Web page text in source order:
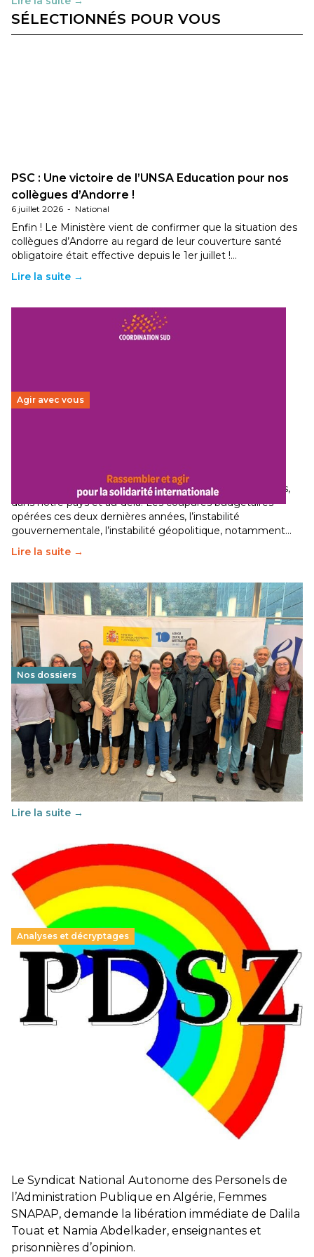
SÉLECTIONNÉS POUR VOUS
PSC : Une victoire de l’UNSA Education pour nos
collègues d’Andorre !
6 juillet 2026 - National
Enfin ! Le Ministère vient de confirmer que la situation des
collègues d’Andorre au regard de leur couverture santé
obligatoire était effective depuis le 1er juillet !…
Lire la suite →
Agir avec vous
Le secteur humanitaire connaît des difficultés profondes,
dans notre pays et au-delà. Les coupures budgétaires
opérées ces deux dernières années, l’instabilité
gouvernementale, l’instabilité géopolitique, notamment…
Lire la suite →
Nos dossiers
Éducation au vivre-ensemble : un échange croisé
franco-espagnol pour changer d’approche
29 juin 2026-National
Cette année, l'UNSA Éducation a mené un projet Erasmus
soutenu par l'union Européenne et centré sur l'éducation
au vivre-ensemble : quelles différences entre la France…
Lire la suite →
Analyses et décryptages
Hongrie : du changement pour les politiques
éducatives, aussi !
25 juin 2026
En Hongrie, le conservateur Peter Magyar et son parti
Tisza "Respect et liberté" ont remporté une large victoire,
contre le premier ministre sortant, Viktor Orban,…
Le Syndicat National Autonome des Personels de
l’Administration Publique en Algérie, Femmes
SNAPAP, demande la libération immédiate de Dalila
Touat et Namia Abdelkader, enseignantes et
prisonnières d’opinion.